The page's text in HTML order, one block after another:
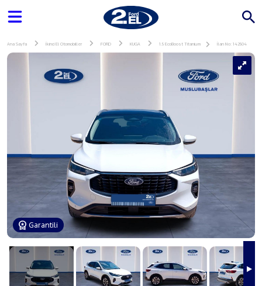
Ana Sayfa İkinci El Otomobiller FORD KUGA 1.5 EcoBoost Titanium İlan No: 142504
Garantili